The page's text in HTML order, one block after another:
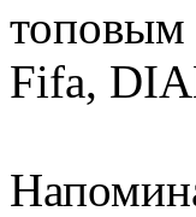
топовым
Fifa,